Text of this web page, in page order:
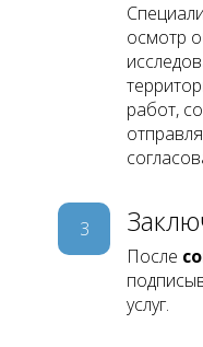
осмотр
работ,
3
После
услуг.